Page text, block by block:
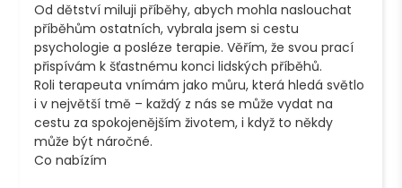
Od dětství miluji příběhy, abych mohla naslouchat
příběhům ostatních, vybrala jsem si cestu
psychologie a posléze terapie. Věřím, že svou prací
přispívám k šťastnému konci lidských příběhů.
Roli terapeuta vnímám jako můru, která hledá světlo
i v největší tmě – každý z nás se může vydat na
cestu za spokojenějším životem, i když to někdy
může být náročné.
Co nabízím